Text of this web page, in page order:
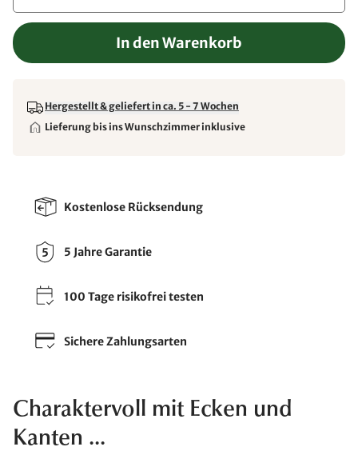
In den Warenkorb
Hergestellt & geliefert in ca. 5 - 7 Wochen
Lieferung bis ins Wunschzimmer inklusive
Kostenlose Rücksendung
5 Jahre Garantie
100 Tage risikofrei testen
Sichere Zahlungsarten
Charaktervoll mit Ecken und
Kanten ...